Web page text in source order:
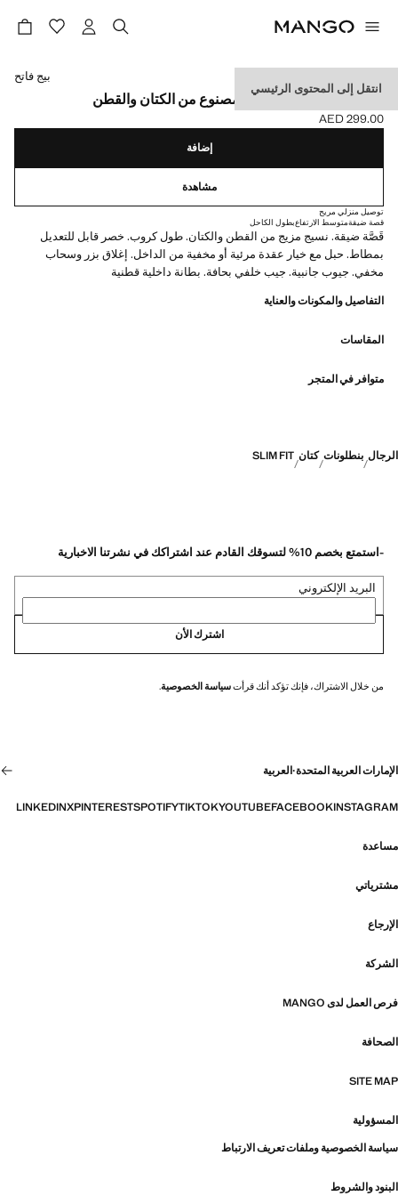
انتقل إلى المحتوى الرئيسي
بنطال بقصة ضيقة كروب مصنوع من الكتان والقطن
السعر الحالي [AED 299.00 ]
AED 299.00
حدد اللون
بيج فاتح
إضافة
مشاهدة
توصيل منزلي مريح
قصة ضيقةمتوسط الارتفاعبطول الكاحل
قَصَّة ضيقة. نسيج مزيج من القطن والكتان. طول كروب. خصر قابل للتعديل
بمطاط. حبل مع خيار عقدة مرئية أو مخفية من الداخل. إغلاق بزر وسحاب
مخفي. جيوب جانبية. جيب خلفي بحافة. بطانة داخلية قطنية
التفاصيل والمكونات والعناية
المقاسات
متوافر في المتجر
الرجال بنطلونات كتان SLIM FIT
-استمتع بخصم 10% لتسوقك القادم عند اشتراكك في نشرتنا الاخبارية
البريد الإلكتروني
اشترك الأن
من خلال الاشتراك، فإنك تؤكد أنك قرأتسياسة الخصوصية.
الإمارات العربية المتحدة·العربية
INSTAGRAM
FACEBOOK
YOUTUBE
TIKTOK
SPOTIFY
PINTEREST
X
LINKEDIN
مساعدة
مشترياتي
الإرجاع
الشركة
فرص العمل لدى MANGO
الصحافة
SITE MAP
المسؤولية
سياسة الخصوصية وملفات تعريف الارتباط
البنود والشروط